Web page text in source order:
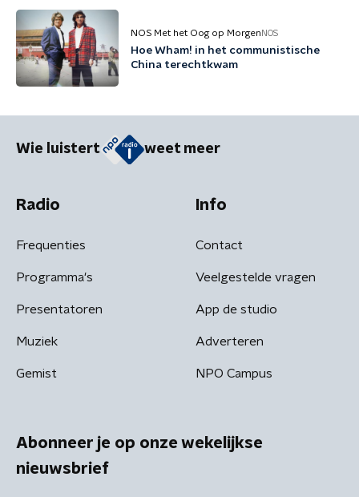
NOS Met het Oog op Morgen NOS
Hoe Wham! in het communistische
China terechtkwam
Wie luistert weet meer
Radio
Frequenties
Programma's
Presentatoren
Muziek
Gemist
Info
Contact
Veelgestelde vragen
App de studio
Adverteren
NPO Campus
Abonneer je op onze wekelijkse
nieuwsbrief